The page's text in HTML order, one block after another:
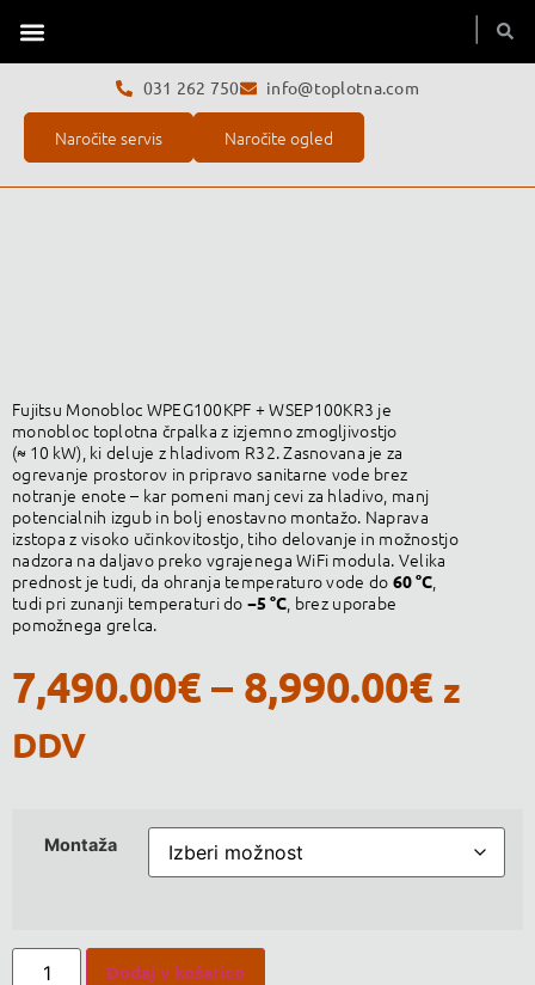
031 262 750 info@toplotna.com
Naročite servis Naročite ogled
Fujitsu Monobloc WPEG100KPF + WSEP100KR3 je
monobloc toplotna črpalka z izjemno zmogljivostjo
(≈ 10 kW), ki deluje z hladivom R32. Zasnovana je za
ogrevanje prostorov in pripravo sanitarne vode brez
notranje enote – kar pomeni manj cevi za hladivo, manj
potencialnih izgub in bolj enostavno montažo. Naprava
izstopa z visoko učinkovitostjo, tiho delovanje in možnostjo
nadzora na daljavo preko vgrajenega WiFi modula. Velika
prednost je tudi, da ohranja temperaturo vode do 60 °C,
tudi pri zunanji temperaturi do −5 °C, brez uporabe
pomožnega grelca.
7,490.00€ – 8,990.00€ z
DDV
Montaža
Dodaj v košarico